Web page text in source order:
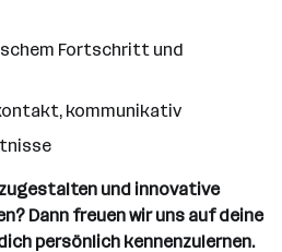
Fortschritt und
kommunikativ
und innovative
Dann freuen wir uns auf deine
persönlich kennenzulernen.